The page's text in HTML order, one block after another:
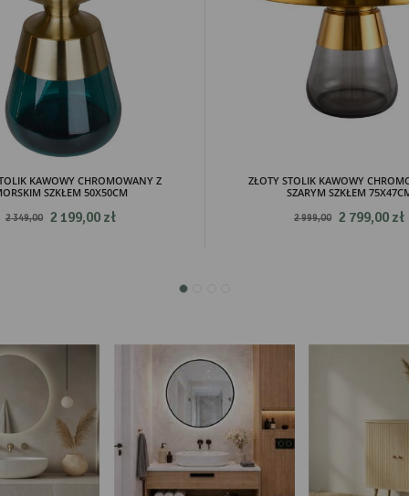
KAWOWY CHROMOWANY Z
SZKŁEM 50X50CM
2 349,00 2 199,00 zł
ZŁOTY STOLIK KAWOWY
SZARYM SZKŁEM
2 999,00 2 799,00 zł
upodobań oraz Twoich zwyczajów dotyczących przeglądanej witryny internetowej. Treści
mogą pojawić się na stronach podmiotów trzecich lub firm będących naszymi
oraz innych dostawców usług. Firmy te działają w charakterze pośredników
nasze treści w postaci wiadomości, ofert, komunikatów mediów